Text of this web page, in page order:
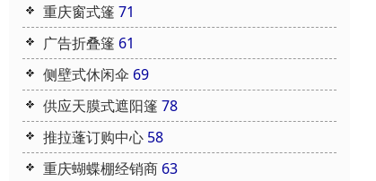
重庆窗式篷 71
广告折叠篷 61
侧壁式休闲伞 69
供应天膜式遮阳篷 78
推拉蓬订购中心 58
重庆蝴蝶棚经销商 63